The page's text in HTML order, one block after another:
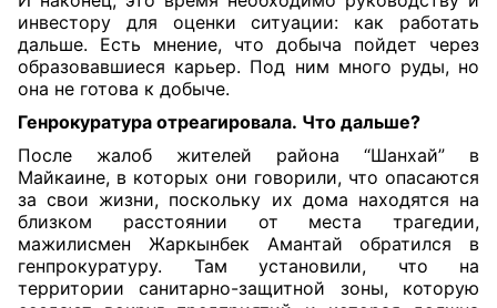
инвестору для оценки ситуации: как работать
дальше. Есть мнение, что добыча пойдет через
образовавшиеся карьер. Под ним много руды, но
она не готова к добыче.
Генрокуратура отреагировала. Что дальше?
После жалоб жителей района “Шанхай” в
Майкаине, в которых они говорили, что опасаются
за свои жизни, поскольку их дома находятся на
близком расстоянии от места трагедии,
мажилисмен Жаркынбек Амантай обратился в
генпрокуратуру. Там установили, что на
территории санитарно-защитной зоны, которую